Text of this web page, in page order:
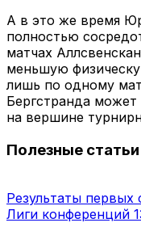
А в это же время
полностью
матчах
меньшую
лишь по одному
Бергстранда
на вершине
Полезные статьи
Результаты
Лиги конференций